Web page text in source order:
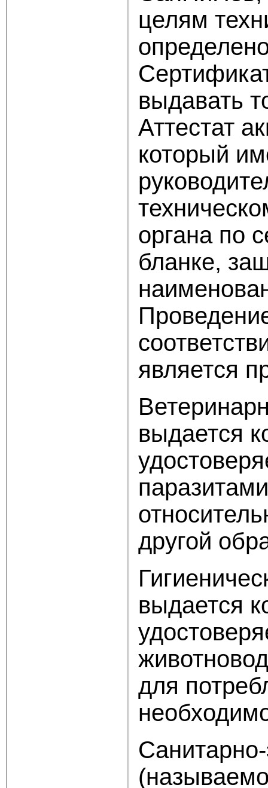
целям
выдавать
Аттестат
который
органа по
бланке,
является
выдается
другой
выдается
для